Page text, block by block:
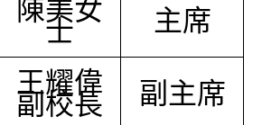
陳美女
士 主席
王耀偉
副校長 副主席